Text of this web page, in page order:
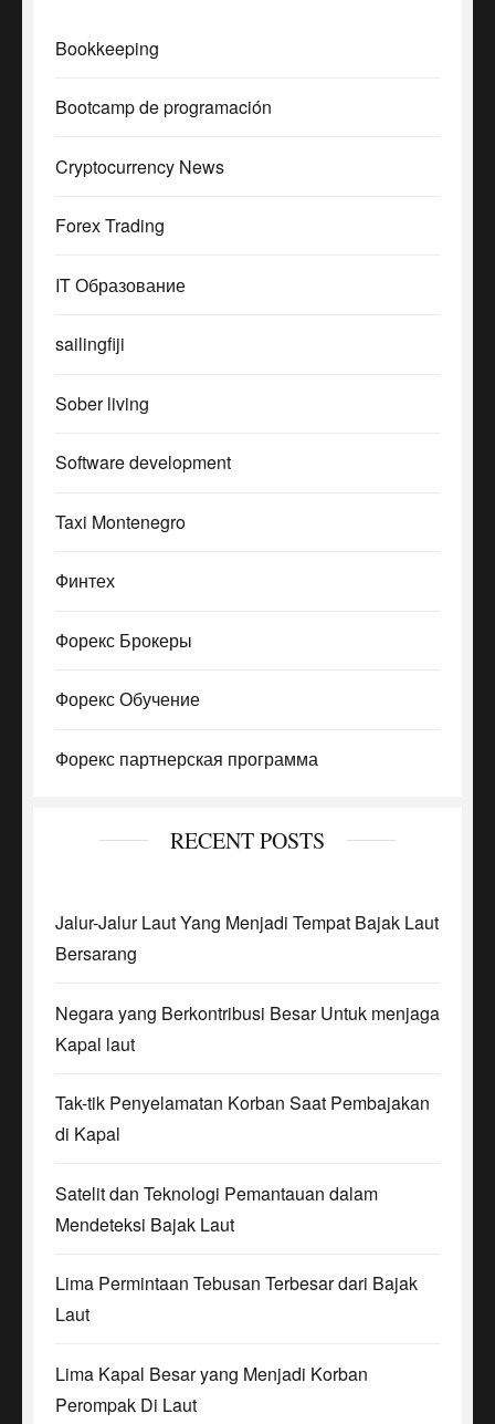
Bookkeeping
Bootcamp de programación
Cryptocurrency News
Forex Trading
IT Образование
sailingfiji
Sober living
Software development
Taxi Montenegro
Финтех
Форекс Брокеры
Форекс Обучение
Форекс партнерская программа
RECENT POSTS
Jalur-Jalur Laut Yang Menjadi Tempat Bajak Laut
Bersarang
Negara yang Berkontribusi Besar Untuk menjaga
Kapal laut
Tak-tik Penyelamatan Korban Saat Pembajakan
di Kapal
Satelit dan Teknologi Pemantauan dalam
Mendeteksi Bajak Laut
Lima Permintaan Tebusan Terbesar dari Bajak
Laut
Lima Kapal Besar yang Menjadi Korban
Perompak Di Laut